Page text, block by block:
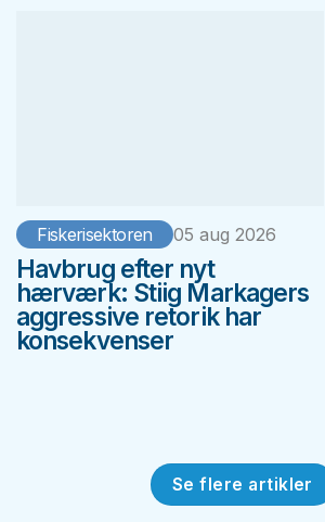
Fiskerisektoren 05 aug 2026
Havbrug efter nyt
hærværk: Stiig Markagers
aggressive retorik har
konsekvenser
Se flere artikler